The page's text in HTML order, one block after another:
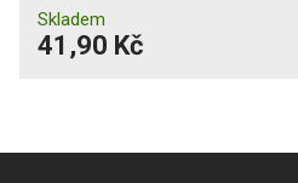
Skladem
41,90 Kč